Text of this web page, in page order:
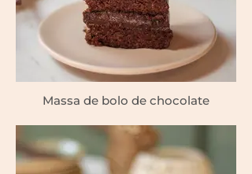
Massa de bolo de chocolate